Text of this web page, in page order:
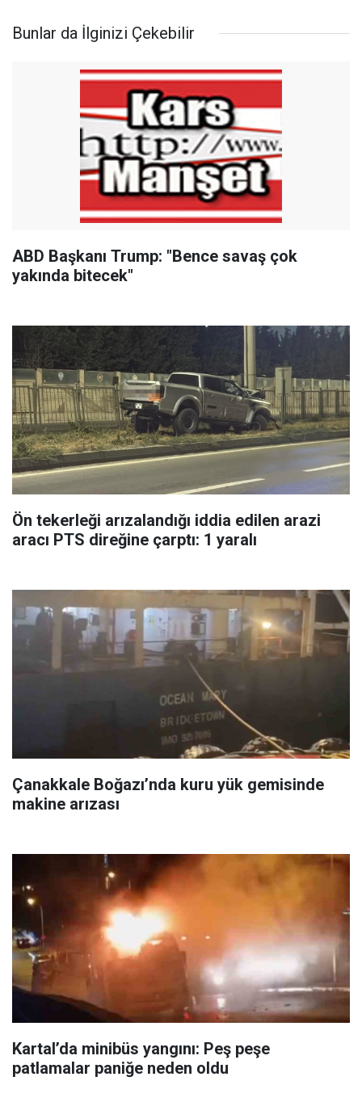
Bunlar da İlginizi Çekebilir
ABD Başkanı Trump: "Bence savaş çok
yakında bitecek"
Ön tekerleği arızalandığı iddia edilen arazi
aracı PTS direğine çarptı: 1 yaralı
Çanakkale Boğazı’nda kuru yük gemisinde
makine arızası
Kartal’da minibüs yangını: Peş peşe
patlamalar paniğe neden oldu